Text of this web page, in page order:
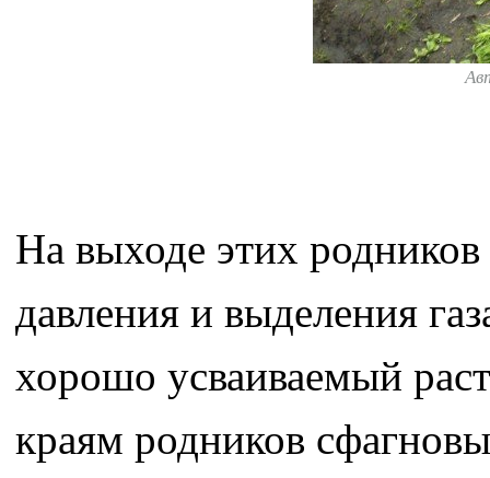
На выходе этих
давления и выделения
хорошо усваиваемый
краям родников